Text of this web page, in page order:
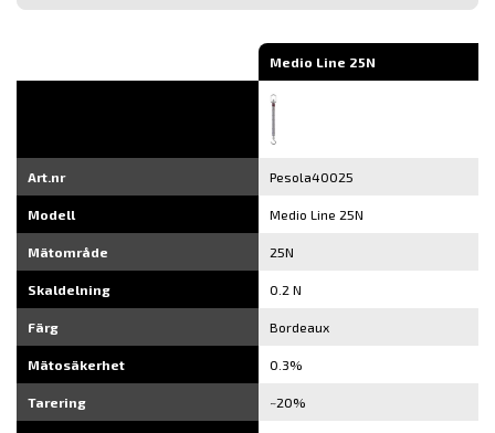
post
Medio Line 25N
Art.nr Pesola40025
Modell Medio Line 25N
Mätområde 25N
Skaldelning 0.2 N
Färg Bordeaux
Mätosäkerhet 0.3%
Tarering ~20%